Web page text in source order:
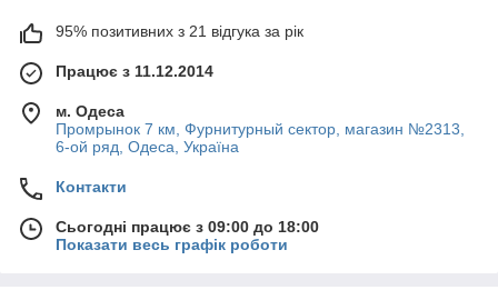
95% позитивних з 21 відгука за рік
Працює з 11.12.2014
м. Одеса
Промрынок 7 км, Фурнитурный сектор, магазин №2313,
6-ой ряд, Одеса, Україна
Контакти
Сьогодні працює з 09:00 до 18:00
Показати весь графік роботи